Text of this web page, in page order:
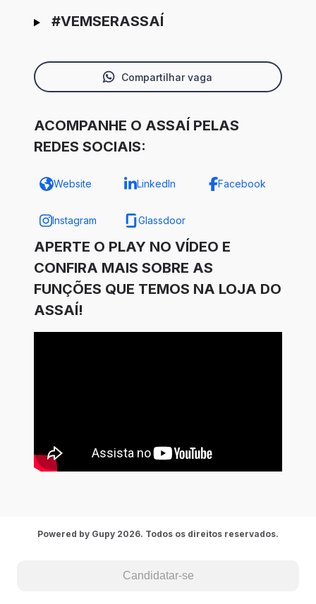
#VEMSERASSAÍ
Compartilhar vaga
ACOMPANHE O ASSAÍ PELAS
REDES SOCIAIS:
Website LinkedIn Facebook
Instagram Glassdoor
APERTE O PLAY NO VÍDEO E
CONFIRA MAIS SOBRE AS
FUNÇÕES QUE TEMOS NA LOJA DO
ASSAÍ!
Candidatar-se
Powered by Gupy 2026. Todos os direitos reservados.